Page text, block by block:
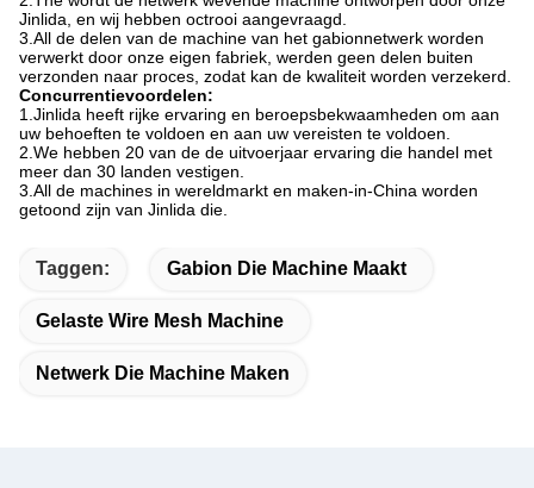
Jinlida, en wij hebben octrooi aangevraagd.
3.All de delen van de machine van het gabionnetwerk worden
verwerkt door onze eigen fabriek, werden geen delen buiten
verzonden naar proces, zodat kan de kwaliteit worden verzekerd.
Concurrentievoordelen:
1.Jinlida heeft rijke ervaring en beroepsbekwaamheden om aan
uw behoeften te voldoen en aan uw vereisten te voldoen.
2.We hebben 20 van de de uitvoerjaar ervaring die handel met
meer dan 30 landen vestigen.
3.All de machines in wereldmarkt en maken-in-China worden
getoond zijn van Jinlida die.
Taggen: Gabion Die Machine Maakt
Gelaste Wire Mesh Machine
Netwerk Die Machine Maken